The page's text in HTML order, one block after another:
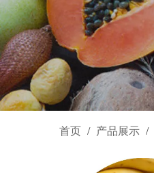
首页 / 产品展示 /